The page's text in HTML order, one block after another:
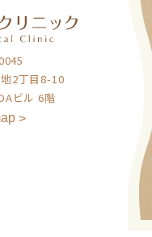
2丁目8-10
ビル 6階